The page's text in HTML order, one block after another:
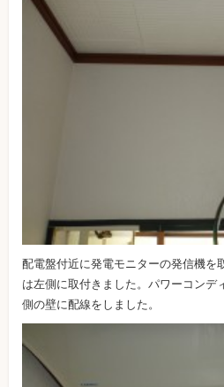
配電盤付近に発電モニターの発信機を
は左側に取付きました。パワーコンデ
側の壁に配線をしました。